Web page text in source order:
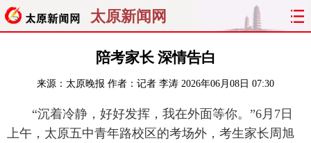
太原新闻网
聚焦 太原
经济 关注 文明 出行
纵横 曝光 综合 专题
陪考家长 深情告白
来源： 太原晚报 作者：记者 李涛 2026年06月08日 07:30
“沉着冷静，好好发挥，我在外面等你。”6月7日
上午，太原五中青年路校区的考场外，考生家长周旭